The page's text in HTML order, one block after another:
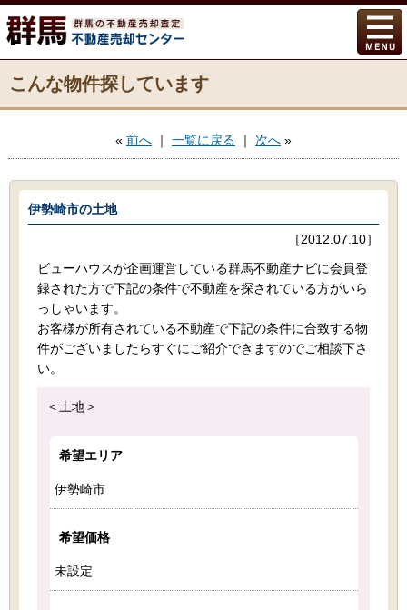
こんな物件探しています
« 前へ ｜ 一覧に戻る ｜ 次へ »
伊勢崎市の土地
［2012.07.10］
ビューハウスが企画運営している群馬不動産ナビに会員登
録された方で下記の条件で不動産を探されている方がいら
っしゃいます。
お客様が所有されている不動産で下記の条件に合致する物
件がございましたらすぐにご紹介できますのでご相談下さ
い。
＜土地＞
希望エリア
伊勢崎市
希望価格
未設定